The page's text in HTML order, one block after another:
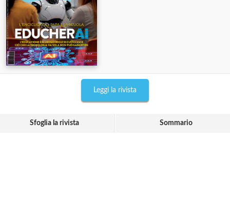
Leggi la rivista
Sfoglia la rivista Sommario